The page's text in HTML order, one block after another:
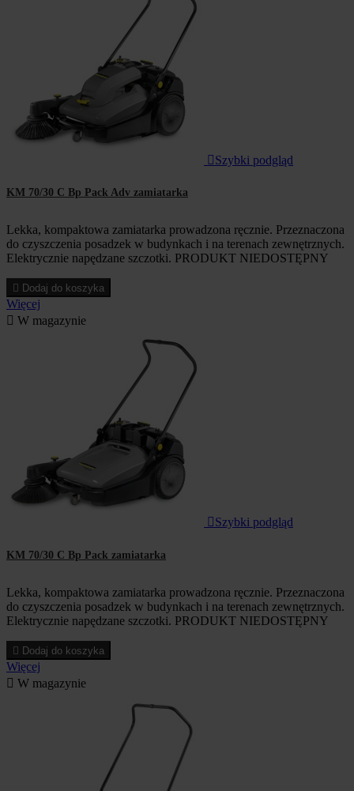
 Szybki podgląd
KM 70/30 C Bp Pack Adv zamiatarka
Lekka, kompaktowa zamiatarka prowadzona ręcznie. Przeznaczona
do czyszczenia posadzek w budynkach i na terenach zewnętrznych.
Elektrycznie napędzane szczotki. PRODUKT NIEDOSTĘPNY
 Dodaj do koszyka
Więcej
 W magazynie
 Szybki podgląd
KM 70/30 C Bp Pack zamiatarka
Lekka, kompaktowa zamiatarka prowadzona ręcznie. Przeznaczona
do czyszczenia posadzek w budynkach i na terenach zewnętrznych.
Elektrycznie napędzane szczotki. PRODUKT NIEDOSTĘPNY
 Dodaj do koszyka
Więcej
 W magazynie